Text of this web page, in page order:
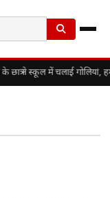
ने स्कूल में चलाई गोलियां,